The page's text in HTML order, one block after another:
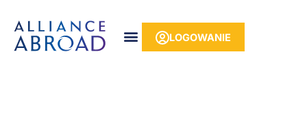
treści
treści
LOGOWANIE